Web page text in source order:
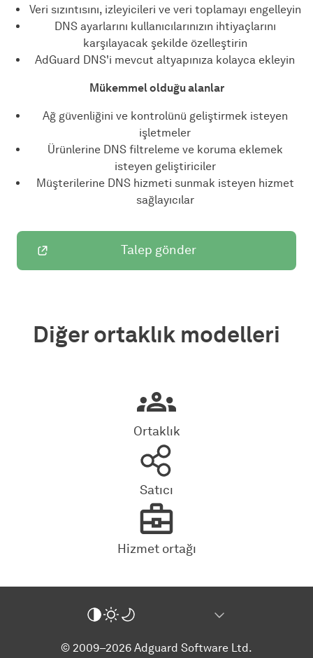
Veri sızıntısını, izleyicileri ve veri toplamayı engelleyin
DNS ayarlarını kullanıcılarınızın ihtiyaçlarını
karşılayacak şekilde özelleştirin
AdGuard DNS'i mevcut altyapınıza kolayca ekleyin
Mükemmel olduğu alanlar
Ağ güvenliğini ve kontrolünü geliştirmek isteyen
işletmeler
Ürünlerine DNS filtreleme ve koruma eklemek
isteyen geliştiriciler
Müşterilerine DNS hizmeti sunmak isteyen hizmet
sağlayıcılar
Talep gönder
Diğer ortaklık modelleri
Ortaklık
Satıcı
Hizmet ortağı
© 2009–2026 Adguard Software Ltd.